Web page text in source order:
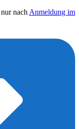
nach Anmeldung im